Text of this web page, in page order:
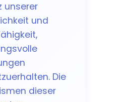
unserer
und
Die
dieser